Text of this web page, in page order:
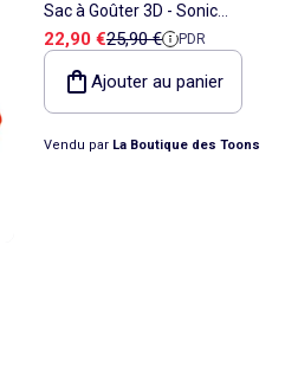
Sac à Goûter 3D - Sonic
Friends
Prix de vente
22,90 €Prix de référence
25,90 € PDR
Ajouter au panier
Vendu par La Boutique des Toons